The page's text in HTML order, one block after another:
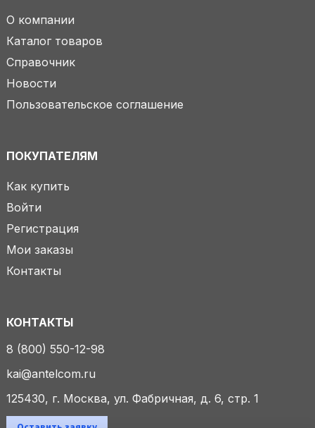
О компании
Каталог товаров
Справочник
Новости
Пользовательское соглашение
ПОКУПАТЕЛЯМ
Как купить
Войти
Регистрация
Мои заказы
Контакты
КОНТАКТЫ
8 (800) 550-12-98
kai@antelcom.ru
125430, г. Москва, ул. Фабричная, д. 6, стр. 1